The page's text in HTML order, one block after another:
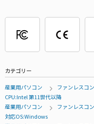
カテゴリー
産業用パソコン
ファンレスコ
CPU:Intel 第11世代以降
産業用パソコン
ファンレスコ
対応OS:Windows